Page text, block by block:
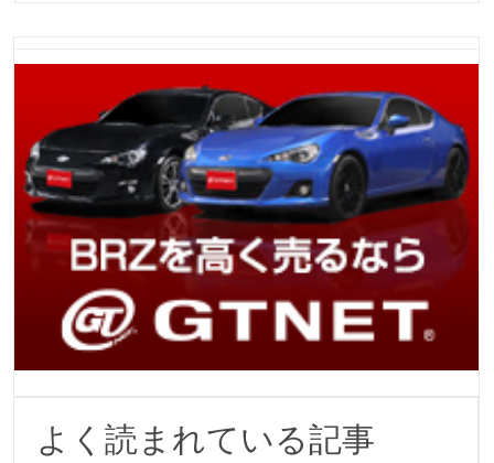
よく読まれている記事